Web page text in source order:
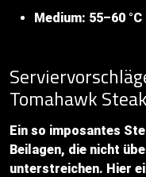
Medium: 55–60 °C
Tomahawk Steak
Ein so imposantes
Beilagen, die nicht
unterstreichen. Hier